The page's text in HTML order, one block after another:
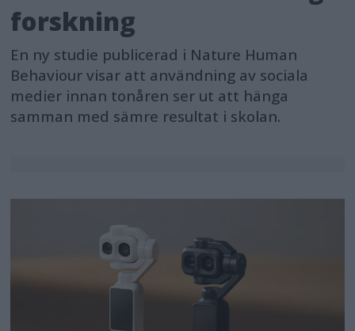
forskning
En ny studie publicerad i Nature Human
Behaviour visar att användning av sociala
medier innan tonåren ser ut att hänga
samman med sämre resultat i skolan.